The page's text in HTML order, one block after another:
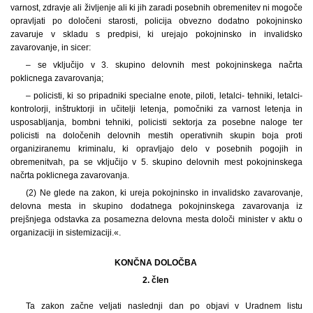
varnost, zdravje ali življenje ali ki jih zaradi posebnih obremenitev ni mogoče
opravljati po določeni starosti, policija obvezno dodatno pokojninsko
zavaruje v skladu s predpisi, ki urejajo pokojninsko in invalidsko
zavarovanje, in sicer:
– se vključijo v 3. skupino delovnih mest pokojninskega načrta
poklicnega zavarovanja;
– policisti, ki so pripadniki specialne enote, piloti, letalci- tehniki, letalci-
kontrolorji, inštruktorji in učitelji letenja, pomočniki za varnost letenja in
usposabljanja, bombni tehniki, policisti sektorja za posebne naloge ter
policisti na določenih delovnih mestih operativnih skupin boja proti
organiziranemu kriminalu, ki opravljajo delo v posebnih pogojih in
obremenitvah, pa se vključijo v 5. skupino delovnih mest pokojninskega
načrta poklicnega zavarovanja.
(2) Ne glede na zakon, ki ureja pokojninsko in invalidsko zavarovanje,
delovna mesta in skupino dodatnega pokojninskega zavarovanja iz
prejšnjega odstavka za posamezna delovna mesta določi minister v aktu o
organizaciji in sistemizaciji.«.
KONČNA DOLOČBA
2. člen
Ta zakon začne veljati naslednji dan po objavi v Uradnem listu